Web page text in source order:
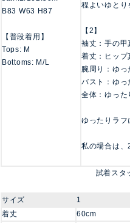
B83 W63 H87
【普段着用】
Tops: M
Bottoms: M/L
程よいゆとり
【2】
袖丈：手の甲
着丈：ヒップ
腕周り：ゆっ
バスト：ゆっ
全体：ゆった
ゆったりラフ
私の場合は、
試着スタ
サイズ 1
着丈
60cm